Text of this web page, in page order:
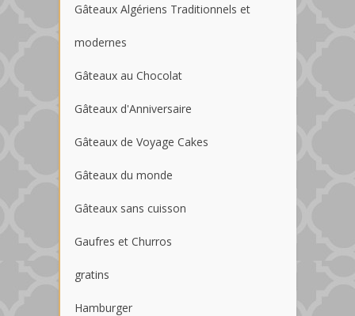
Gâteaux Algériens Traditionnels et
modernes
Gâteaux au Chocolat
Gâteaux d'Anniversaire
Gâteaux de Voyage Cakes
Gâteaux du monde
Gâteaux sans cuisson
Gaufres et Churros
gratins
Hamburger